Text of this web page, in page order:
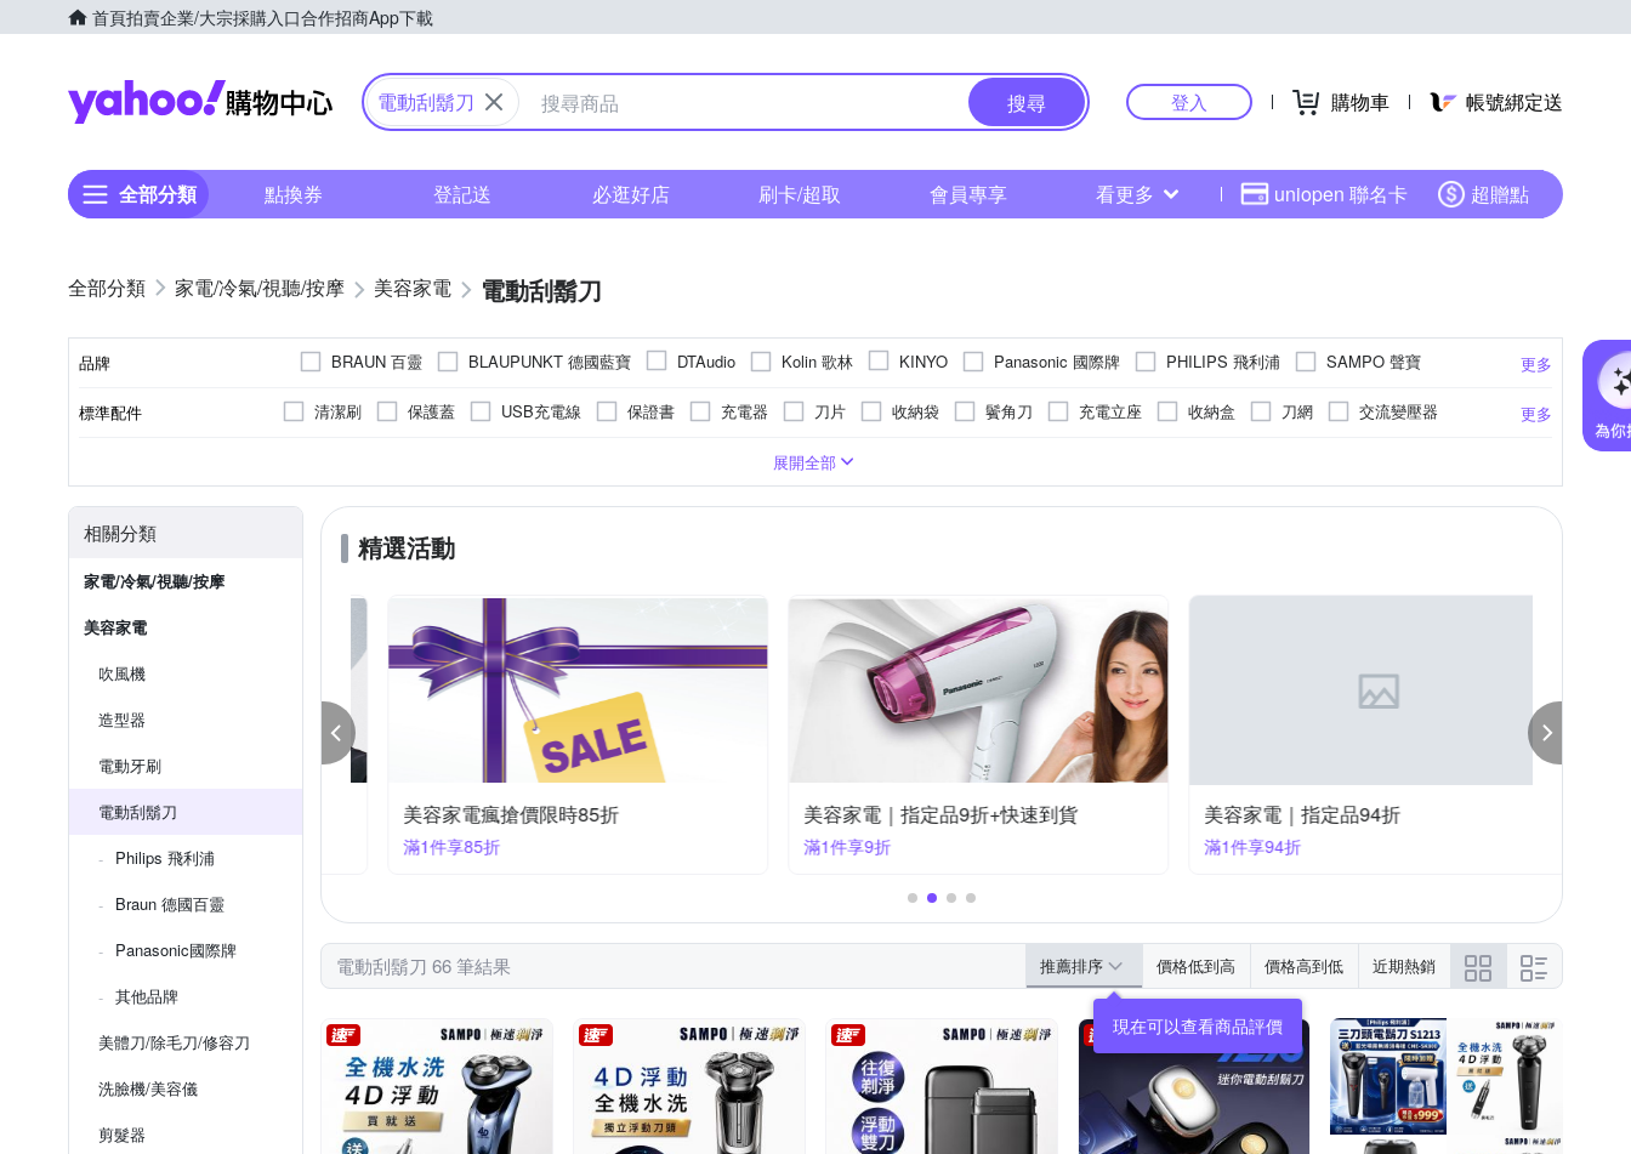
首頁拍賣企業/大宗採購入口合作招商App下載
Yahoo購物中心
電動刮鬍刀 搜尋 登入 購物車 帳號綁定送
全部分類 點換券 登記送 必逛好店 刷卡/超取 會員專享 看更多 uniopen 聯名卡 超贈點
家電/冷氣/視聽/按摩 美容家電 電動刮鬍刀
品牌 更多
BRAUN 百靈 BLAUPUNKT 德國藍寶 DTAudio Kolin 歌林 KINYO Panasonic 國際牌 PHILIPS 飛利浦
SAMPO 聲寶
SKYWORTH 創維
URBANER 奧本 Xiaomi 小米 其他品牌 羅蜜歐
標準配件 更多
清潔刷 保護蓋 USB充電線 保證書 充電器 刀片 收納袋 鬢角刀 充電立座 收納盒 刀網
交流變壓器
展開全部
相關分類
家電/冷氣/視聽/按摩
美容家電
吹風機
造型器
電動牙刷
電動刮鬍刀
Philips 飛利浦
Braun 德國百靈
Panasonic國際牌
其他品牌
美體刀/除毛刀/修容刀
洗臉機/美容儀
剪髮器
精選活動
美容家電瘋搶價限時85折
滿1件享85折
美容家電｜指定品9折+快速到貨
滿1件享9折
美容家電｜指定品94折
滿1件享94折
電動刮鬍刀 66 筆結果 推薦排序 價格低到高 價格高到低 近期熱銷